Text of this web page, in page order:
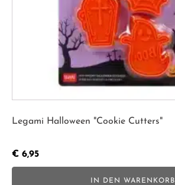
Legami Halloween "Cookie Cutters"
€ 6,95
IN DEN WARENKORB